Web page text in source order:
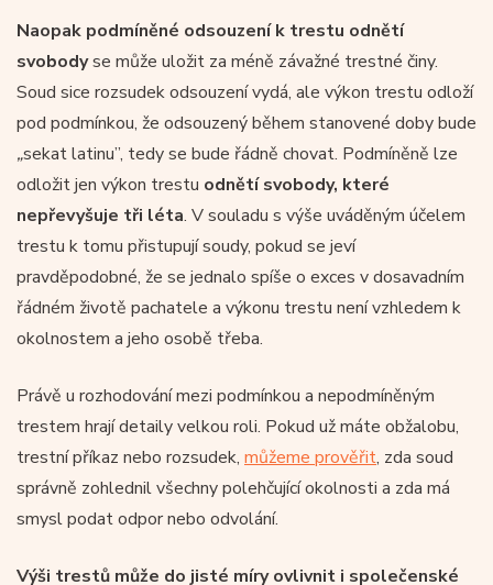
Naopak podmíněné odsouzení k trestu odnětí
svobodyse může uložit za méně závažné trestné činy.
Soud sice rozsudek odsouzení vydá, ale výkon trestu odloží
pod podmínkou, že odsouzený během stanovené doby bude
„sekat latinu”, tedy se bude řádně chovat. Podmíněně lze
odložit jen výkon trestu odnětí svobody, které
nepřevyšuje tři léta. V souladu s výše uváděným účelem
trestu k tomu přistupují soudy, pokud se jeví
pravděpodobné, že se jednalo spíše o exces v dosavadním
řádném životě pachatele a výkonu trestu není vzhledem k
okolnostem a jeho osobě třeba.
Právě u rozhodování mezi podmínkou a nepodmíněným
trestem hrají detaily velkou roli. Pokud už máte obžalobu,
trestní příkaz nebo rozsudek, můžeme prověřit, zda soud
správně zohlednil všechny polehčující okolnosti a zda má
smysl podat odpor nebo odvolání.
Výši trestů může do jisté míry ovlivnit i společenské